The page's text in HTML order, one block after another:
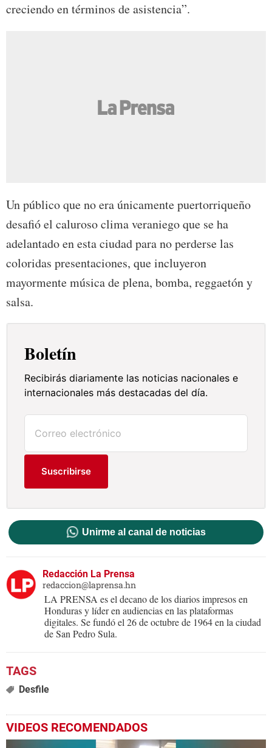
creciendo en términos de asistencia”.
Un público que no era únicamente puertorriqueño
desafió el caluroso clima veraniego que se ha
adelantado en esta ciudad para no perderse las
coloridas presentaciones, que incluyeron
mayormente música de plena, bomba, reggaetón y
salsa.
Boletín
Recibirás diariamente las noticias nacionales e
internacionales más destacadas del día.
Suscribirse
Unirme al canal de noticias
Redacción La Prensa
redaccion@laprensa.hn
LA PRENSA es el decano de los diarios impresos en
Honduras y líder en audiencias en las plataformas
digitales. Se fundó el 26 de octubre de 1964 en la ciudad
de San Pedro Sula.
Desfile
VIDEOS RECOMENDADOS